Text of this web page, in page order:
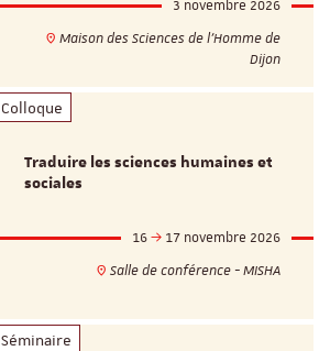
3 novembre 2026
Maison des Sciences de l'Homme de
Dijon
Colloque
Traduire les sciences humaines et
sociales
16
17 novembre 2026
Salle de conférence - MISHA
Séminaire